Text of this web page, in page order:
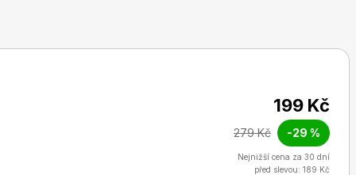
199 Kč
279 Kč -29 %
Nejnižší cena za 30 dní
před slevou: 189 Kč